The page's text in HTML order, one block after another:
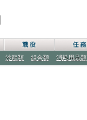
沙龍類 組合類 消耗用品類